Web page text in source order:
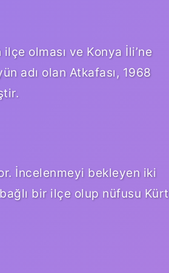
ilçe olması ve Konya İli’ne
adı olan Atkafası, 1968
İncelenmeyi bekleyen iki
bir ilçe olup nüfusu Kürt